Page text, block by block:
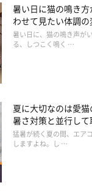
暑い日に猫の鳴き
わせて見たい体調
暑い日に、猫の鳴き声が
る、しつこく鳴く …
夏に大切なのは愛
暑さ対策と並行し
工夫
猛暑が続く夏の間、エア
しますよね。し …